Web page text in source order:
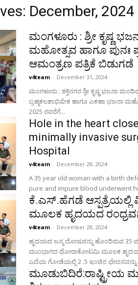
December, 2024
ಮಂಗಳೂರು : ಶ್ರೀ ಕೃಷ್ಣ
ಮಹೋತ್ಸವ ಹಾಗೂ ಪುನಃ
ಆಮಂತ್ರಣ ಪತ್ರಿಕೆ ಬಿಡುಗಡೆ
v4team - December 31, 2024
ಮಂಗಳೂರು : ಶಕ್ತಿನಗರ ಶ್ರೀ ಕೃಷ್ಣ ಭಜನಾ
ಬ್ರಹ್ಮಕಲಶಾಭಿಷೇಕ ಹಾಗೂ ಏಕಹಾ ಭಜನಾ
2025 ರವರೆಗೆ...
Hole in the heart
minimally invasive
Hospital
v4team - December 28, 2024
A 35 year old woman with a birth
pure and impure blood underwent
ಕೆ.ಎಸ್.ಹೆಗಡೆ ಆಸ್ಪತ್ರೆಯಲ್ಲಿ
ಮೂಲಕ ಹೃದಯದ
v4team - December 28, 2024
ಹೃದಯದ ಜನ್ಮ ದೋಷವನ್ನು ಹೊಂದಿರುವ 35
ಮುಂಭಾಗದ ಥೋರಾಕೋಟಮಿ ಮೂಲಕ ಹೃದಯ
ಎದೆಯ ಗೋಡೆಯಲ್ಲಿ 2 .5 ಇಂಚಿನ
ಮೂಡುಬಿದಿರೆ:ರಾಷ್ಟ್ರೀಯ